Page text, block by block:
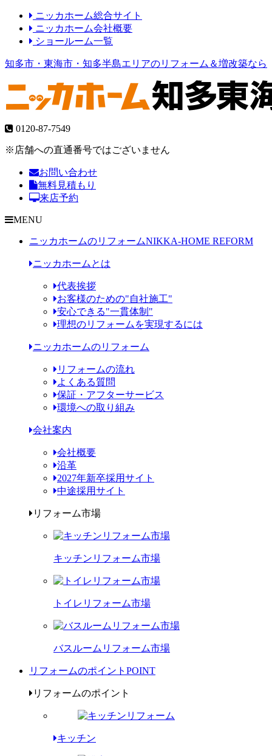
ニッカホーム総合サイト
ニッカホーム会社概要
ショールーム一覧
知多市・東海市・知多半島エリアのリフォーム＆増改築なら
0120-87-7549
※店舗への直通番号ではございません
お問い合わせ
無料見積もり
来店予約
MENU
ニッカホームのリフォームNIKKA-HOME REFORM
ニッカホームとは
代表挨拶
お客様のための"自社施工"
安心できる"一貫体制"
理想のリフォームを実現するには
ニッカホームのリフォーム
リフォームの流れ
よくある質問
保証・アフターサービス
環境への取り組み
会社案内
会社概要
沿革
2027年新卒採用サイト
中途採用サイト
リフォーム市場
キッチンリフォーム市場
トイレリフォーム市場
バスルームリフォーム市場
リフォームのポイント POINT
リフォームのポイント
キッチン